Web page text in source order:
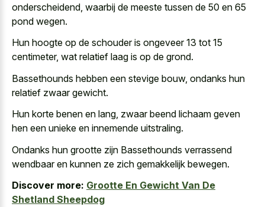
onderscheidend, waarbij de meeste tussen de 50 en 65
pond wegen.
Hun hoogte op de schouder is ongeveer 13 tot 15
centimeter, wat relatief laag is op de grond.
Bassethounds hebben een stevige bouw, ondanks hun
relatief zwaar gewicht.
Hun korte benen en lang, zwaar beend lichaam geven
hen een unieke en innemende uitstraling.
Ondanks hun grootte zijn Bassethounds verrassend
wendbaar en kunnen ze zich gemakkelijk bewegen.
Discover more: Grootte En Gewicht Van De
Shetland Sheepdog